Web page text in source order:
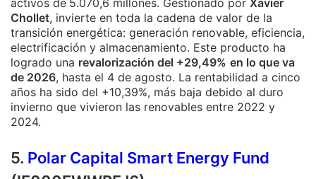
activos de 5.070,6 millones. Gestionado por Xavier
Chollet, invierte en toda la cadena de valor de la
transición energética: generación renovable, eficiencia,
electrificación y almacenamiento. Este producto ha
logrado una revalorización del +29,49% en lo que va
de 2026, hasta el 4 de agosto. La rentabilidad a cinco
años ha sido del +10,39%, más baja debido al duro
invierno que vivieron las renovables entre 2022 y
2024.
5. Polar Capital Smart Energy Fund